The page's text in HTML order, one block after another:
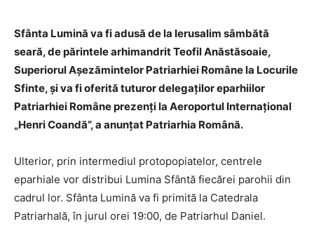
Sfânta Lumină va fi adusă de la Ierusalim sâmbătă
seară, de părintele arhimandrit Teofil Anăstăsoaie,
Superiorul Aşezămintelor Patriarhiei Române la Locurile
Sfinte, şi va fi oferită tuturor delegaţilor eparhiilor
Patriarhiei Române prezenţi la Aeroportul Internaţional
„Henri Coandă”, a anunţat Patriarhia Română.
Ulterior, prin intermediul protopopiatelor, centrele
eparhiale vor distribui Lumina Sfântă fiecărei parohii din
cadrul lor. Sfânta Lumină va fi primită la Catedrala
Patriarhală, în jurul orei 19:00, de Patriarhul Daniel.